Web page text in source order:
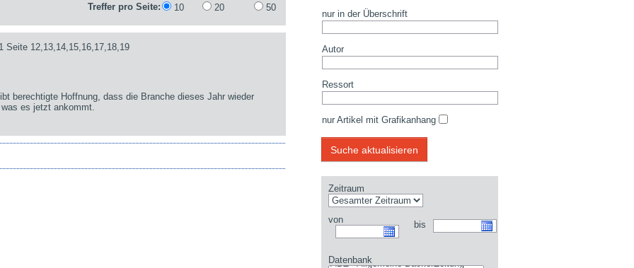
Treffer pro Seite:
10 20 50
Seite 12,13,14,15,16,17,18,19
berechtigte Hoffnung, dass die Branche dieses Jahr wieder
es jetzt ankommt.
nur in der Überschrift
Autor
Ressort
nur Artikel mit Grafikanhang
Zeitraum
von bis
Datenbank